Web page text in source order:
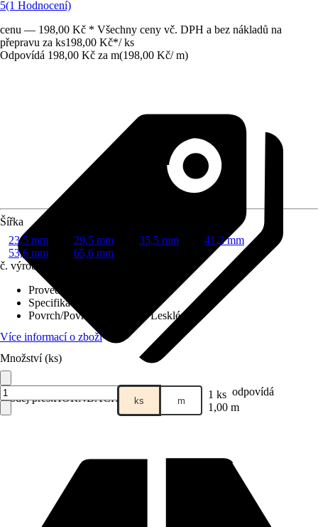
5(1 Hodnocení)
cenu — 198,00 Kč * Všechny ceny vč. DPH a bez nákladů na
přepravu za ks198,00 Kč*/ ks
Odpovídá 198,00 Kč za m(198,00 Kč/ m)
Prodej přes:HORNBACH
Šířka
23,5 mm
29,5 mm 35,5 mm
41,2 mm
53,6 mm
65,6 mm
č. výrobku
Provedení
Specifikace materiálu
Povrch/Povrchová úprava
:Lesklé
Více informací o zboží
Množství (ks)
ks m 1 ks odpovídá
1,00 m